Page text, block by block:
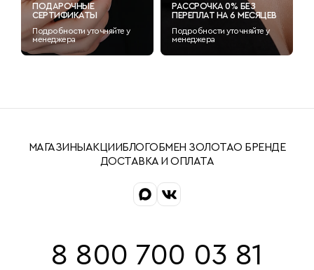
ПОДАРОЧНЫЕ
СЕРТИФИКАТЫ
Подробности уточняйте у
менеджера
РАССРОЧКА 0% БЕЗ
ПЕРЕПЛАТ НА 6 МЕСЯЦЕВ
Подробности уточняйте у
менеджера
МАГАЗИНЫ АКЦИИБЛОГОБМЕН ЗОЛОТАО БРЕНДЕ
ДОСТАВКА И ОПЛАТА
8 800 700 03 81